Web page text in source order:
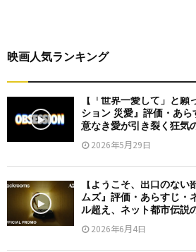
ー
送
り
映画人気ランキング
【「世界一愛して」と
ション 災愛』評価・あ
意なき愛が引き裂く狂気
2026年5月29日
【ようこそ、出口のな
ムズ』評価・あらすじ・
ル超え、ネット都市伝説
2026年6月4日